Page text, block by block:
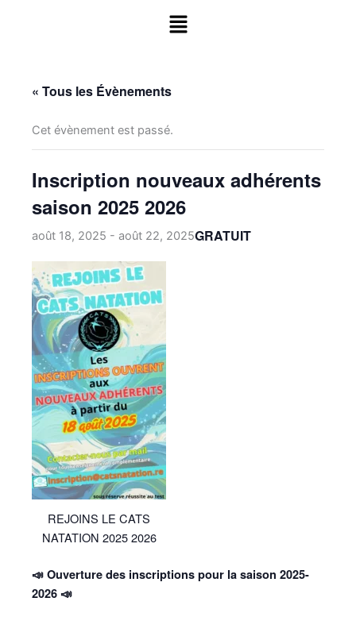
Menu
« Tous les Évènements
Cet évènement est passé.
Inscription nouveaux adhérents
saison 2025 2026
août 18, 2025 - août 22, 2025GRATUIT
REJOINS LE CATS
NATATION 2025 2026
📣 Ouverture des inscriptions pour la saison 2025-
2026 📣